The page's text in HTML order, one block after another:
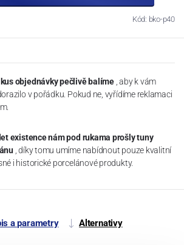
Kód: bko-p40
objednávky pečlivě balíme , aby k vám
v pořádku. Pokud ne, vyřídíme reklamaci
existence nám pod rukama prošly tuny
, díky tomu umíme nabídnout pouze kvalitní
i historické porcelánové produkty.
a parametry Alternativy